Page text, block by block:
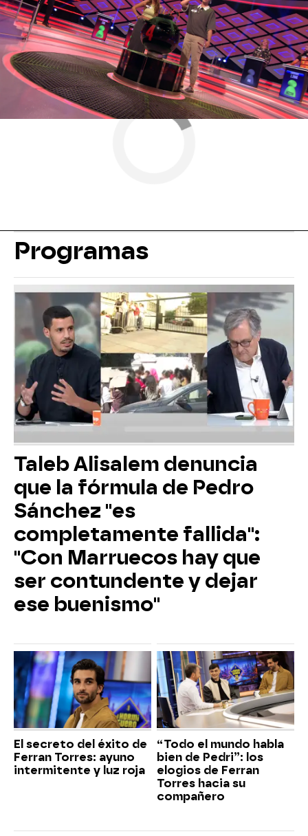
Antena 3 » Programas » ¡Boom! » Mejores Momentos
Programas
Taleb Alisalem denuncia
que la fórmula de Pedro
Sánchez "es
completamente fallida":
"Con Marruecos hay que
ser contundente y dejar
ese buenismo"
El secreto del éxito de
Ferran Torres: ayuno
intermitente y luz roja
“Todo el mundo habla
bien de Pedri”: los
elogios de Ferran
Torres hacia su
compañero